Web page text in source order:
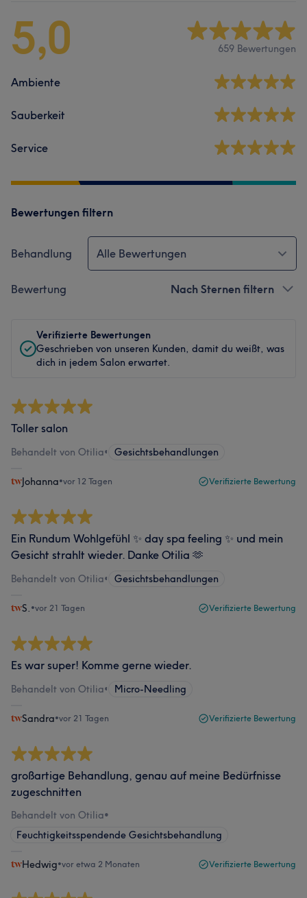
5,0 659 Bewertungen
Ambiente
Sauberkeit
Service
Bewertungen filtern
Behandlung Alle Bewertungen
Bewertung Nach Sternen filtern
Verifizierte Bewertungen
Geschrieben von unseren Kunden, damit du weißt, was
dich in jedem Salon erwartet.
Toller salon
Behandelt von Otilia• Gesichtsbehandlungen
Johanna•vor 12 Tagen Verifizierte Bewertung
Ein Rundum Wohlgefühl ✨ day spa feeling ✨ und mein
Gesicht strahlt wieder. Danke Otilia 🫶
Behandelt von Otilia• Gesichtsbehandlungen
S. •vor 21 Tagen Verifizierte Bewertung
Es war super! Komme gerne wieder.
Behandelt von Otilia• Micro-Needling
Sandra•vor 21 Tagen Verifizierte Bewertung
großartige Behandlung, genau auf meine Bedürfnisse
zugeschnitten
Behandelt von Otilia•
Feuchtigkeitsspendende Gesichtsbehandlung
Hedwig•vor etwa 2 Monaten Verifizierte Bewertung